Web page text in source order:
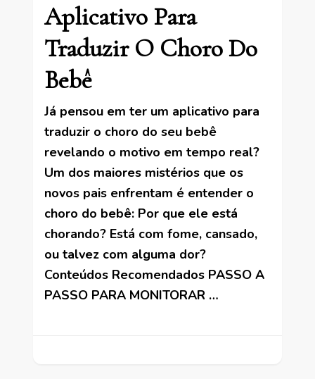
Aplicativo Para
Traduzir O Choro Do
Bebê
Já pensou em ter um aplicativo para
traduzir o choro do seu bebê
revelando o motivo em tempo real?
Um dos maiores mistérios que os
novos pais enfrentam é entender o
choro do bebê: Por que ele está
chorando? Está com fome, cansado,
ou talvez com alguma dor?
Conteúdos Recomendados PASSO A
PASSO PARA MONITORAR …